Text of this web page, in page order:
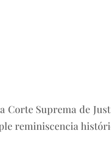
Corte Suprema de
reminiscencia